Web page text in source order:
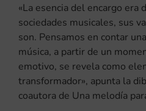
«La esencia del encargo era
sociedades musicales, sus
son. Pensamos en contar
música, a partir de un
emotivo, se revela como
transformador», apunta la
coautora de Una melodía